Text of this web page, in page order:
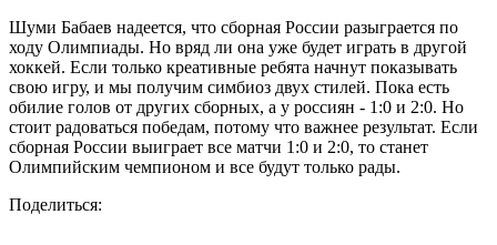
Шуми Бабаев надеется, что сборная России разыграется по
ходу Олимпиады. Но вряд ли она уже будет играть в другой
хоккей. Если только креативные ребята начнут показывать
свою игру, и мы получим симбиоз двух стилей. Пока есть
обилие голов от других сборных, а у россиян - 1:0 и 2:0. Но
стоит радоваться победам, потому что важнее результат. Если
сборная России выиграет все матчи 1:0 и 2:0, то станет
Олимпийским чемпионом и все будут только рады.
Поделиться: